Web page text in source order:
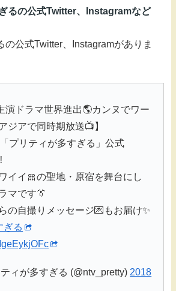
るの公式Twitter、Instagramなど
の公式Twitter、Instagramがありま
演ドラマ世界進出🌎カンヌでワー
ジアで同時期放送📺】
プリティが多すぎる」公式
イイ🎀の聖地・原宿を舞台にし
マです👔
の自撮りメッセージ💌もお届け✨
ぎる
ィが多すぎる (@ntv_pretty) 2018